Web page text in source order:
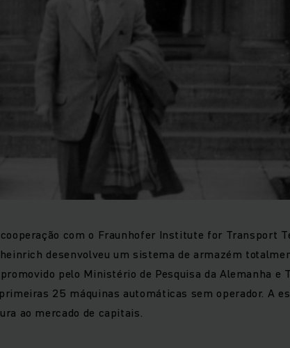
com o Fraunhofer Institute for Transport
desenvolveu um sistema de armazém
pelo Ministério de Pesquisa da Alemanha e
25 máquinas automáticas sem operador. A
ao mercado de capitais.